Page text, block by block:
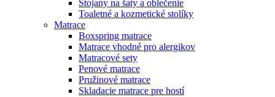
Stojany na šaty a oblečenie
Toaletné a kozmetické stolíky
Matrace
Boxspring matrace
Matrace vhodné pro alergikov
Matracové sety
Penové matrace
Pružinové matrace
Skladacie matrace pre hostí